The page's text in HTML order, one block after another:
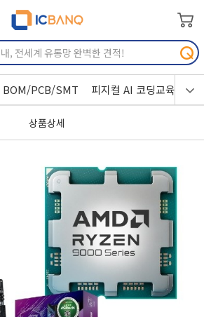
BOM/PCB/SMT 피지컬 AI 코딩교육
상품상세